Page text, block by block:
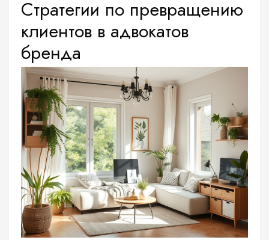
Стратегии по превращению
клиентов в адвокатов
бренда